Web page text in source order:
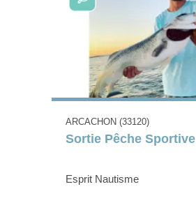
ARCACHON (33120)
Sortie Pêche Sportive
Esprit Nautisme